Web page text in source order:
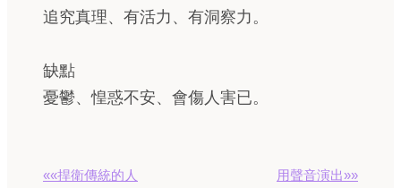
追究真理、有活力、有洞察力。
缺點
憂鬱、惶惑不安、會傷人害已。
««捍衛傳統的人 用聲音演出»»